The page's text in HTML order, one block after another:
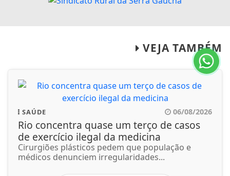
VEJA TAMBÉM
SAÚDE 06/08/2026
Rio concentra quase um terço de casos
de exercício ilegal da medicina
Cirurgiões plásticos pedem que população e
médicos denunciem irregularidades...